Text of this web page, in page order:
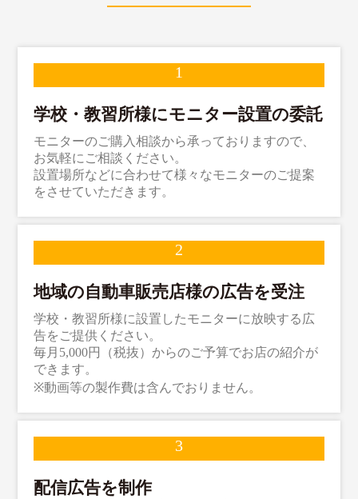
学校・教習所様にモニター設置の委託
モニターのご購入相談から承っておりますので、
お気軽にご相談ください。
設置場所などに合わせて様々なモニターのご提案
をさせていただきます。
地域の自動車販売店様の広告を受注
学校・教習所様に設置したモニターに放映する広
告をご提供ください。
毎月5,000円（税抜）からのご予算でお店の紹介が
できます。
※動画等の製作費は含んでおりません。
配信広告を制作